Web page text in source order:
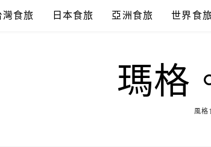
灣食旅 日本食旅 亞洲食旅 世界食
瑪格
風格